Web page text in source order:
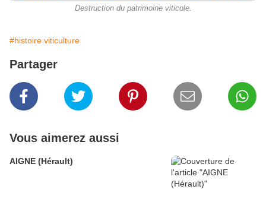
Destruction du patrimoine viticole.
#histoire viticulture
Partager
Vous aimerez aussi
AIGNE (Hérault)